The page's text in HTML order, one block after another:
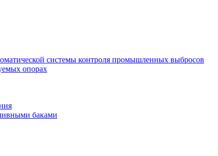
системы контроля промышленных выбросов
опорах
баками